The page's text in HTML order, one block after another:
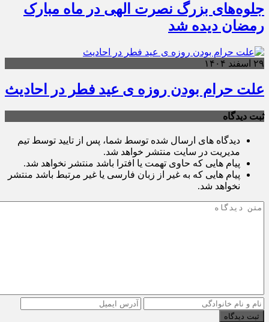
جلوه‌های بزرگ نصرت الهی در ماه مبارک
رمضان دیده شد
۲۹ اسفند ۱۴۰۴
علت حرام بودن روزه ی عید فطر در احادیث
ثبت دیدگاه
دیدگاه های ارسال شده توسط شما، پس از تایید توسط تیم
مدیریت در سایت منتشر خواهد شد.
پیام هایی که حاوی تهمت یا افترا باشد منتشر نخواهد شد.
پیام هایی که به غیر از زبان فارسی یا غیر مرتبط باشد منتشر
نخواهد شد.
ثبت دیدگاه